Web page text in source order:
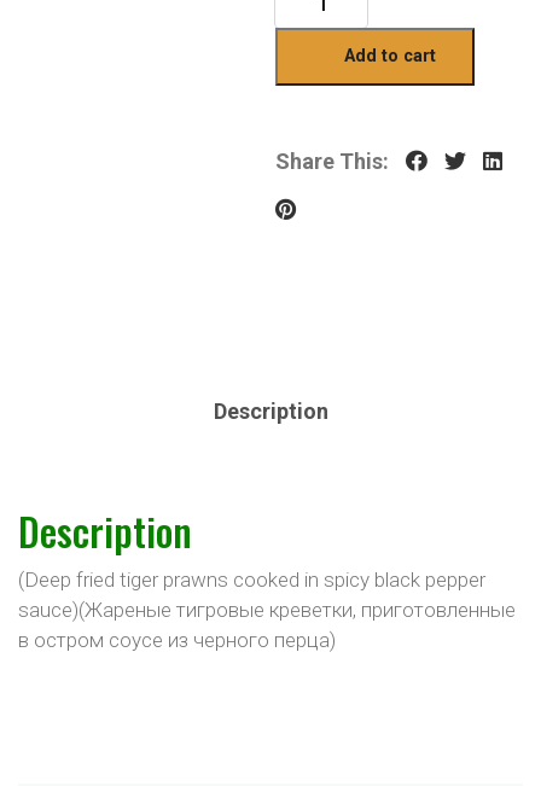
Add to cart
Share This:
Description
Description
(Deep fried tiger prawns cooked in spicy black pepper
sauce)(Жареные тигровые креветки, приготовленные
в остром соусе из черного перца)